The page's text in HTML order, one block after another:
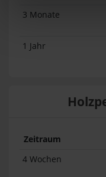
3 Monate
1 Jahr
Zeitraum
4 Wochen